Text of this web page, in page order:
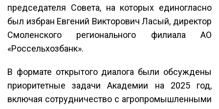
председателя Совета, на которых единогласно
был избран Евгений Викторович Ласый, директор
Смоленского регионального филиала АО
«Россельхозбанк».
В формате открытого диалога были обсуждены
приоритетные задачи Академии на 2025 год,
включая сотрудничество с агропромышленными